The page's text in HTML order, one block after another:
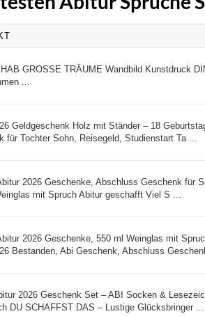
GROSSE TRÄUME Wandbild Kunstdruck
...
Geldgeschenk Holz mit Ständer – 18
für Tochter Sohn, Reisegeld, Studienstart Ta ...
2026 Geschenke, Abschluss Geschenk für
mit Spruch Abitur geschafft Viel S ...
2026 Geschenke, 550 ml Weinglas mit
Bestanden, Abi Geschenk, Abschluss
2026 Geschenk Set – ABI Socken &
DU SCHAFFST DAS – Lustige Glücksbringer ...